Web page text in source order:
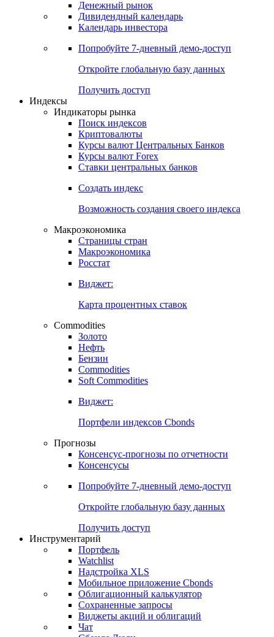
Дефолты
Размещения
Оферты
Денежный рынок
Календарь инвестора
Попробуйте7-дневный
Откройте глобальную базу данных
Получить доступ
Индикаторы рынка
Поиск индексов
Курсы валют Центральных Банков
Ставки центральных банков
Создать индекс
Возможность создания своего индекса
Страницы стран
Росстат
Виджет:
Карта процентных ставок
Commodities
Золото
Бензин
Soft Commodities
Виджет:
Портфели индексов Cbonds
Прогнозы
Консенсусы
Попробуйте7-дневный
Откройте глобальную базу данных
Получить доступ
Инструментарий
Портфель
Watchlist
Надстройка XLS
Мобильное приложение Cbonds